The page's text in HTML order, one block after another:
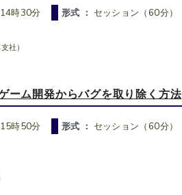
時30分 形式 ： セッション（60分）
社）
ム開発からバグを取り除く方法
時50分 形式 ： セッション（60分）